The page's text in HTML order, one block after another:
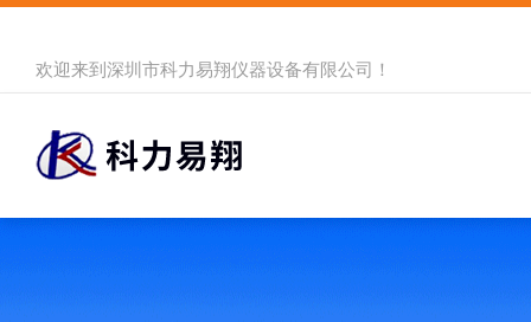
欢迎来到 深圳市科力易翔仪器设备有限公司 ！